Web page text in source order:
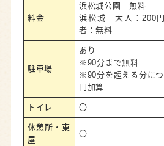
料金
浜松城公園 無料
浜松城 大人：200
者：無料
駐車場
あり
※90分まで無料
※90分を超える分に
円加算
トイレ 〇
休憩所・東
屋
〇